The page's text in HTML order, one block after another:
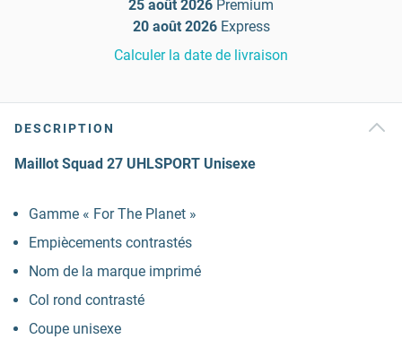
25 août 2026 Premium
20 août 2026 Express
Calculer la date de livraison
DESCRIPTION
Maillot Squad 27 UHLSPORT Unisexe
Gamme « For The Planet »
Empiècements contrastés
Nom de la marque imprimé
Col rond contrasté
Coupe unisexe